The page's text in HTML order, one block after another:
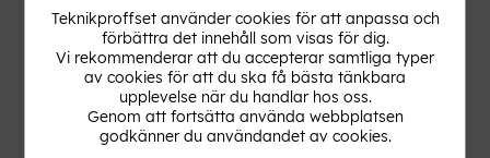
Få de senaste nyheterna, hetaste erbjudandena och
bästa tipsen från oss direkt i din mejlkorg. Signa upp på
vårt nyhetsbrev!
Teknikproffset använder cookies för att anpassa och
förbättra det innehåll som visas för dig.
Vi rekommenderar att du accepterar samtliga typer
av cookies för att du ska få bästa tänkbara
upplevelse när du handlar hos oss.
Genom att fortsätta använda webbplatsen
godkänner du användandet av cookies.